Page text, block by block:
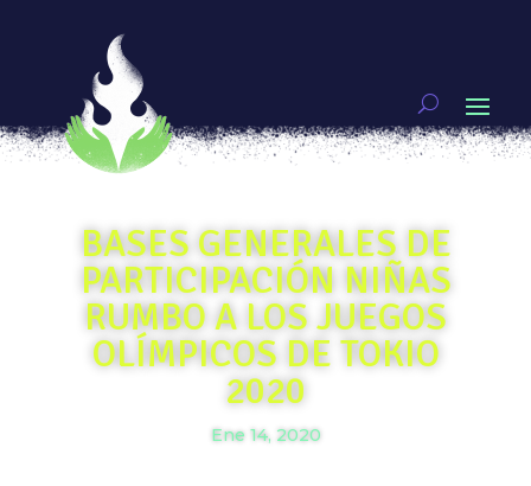
BASES GENERALES DE
PARTICIPACIÓN NIÑAS
RUMBO A LOS JUEGOS
OLÍMPICOS DE TOKIO
2020
Ene 14, 2020